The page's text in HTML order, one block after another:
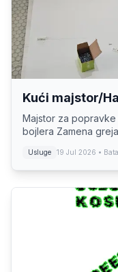
Kući majstor/
Majstor za popravke
bojlera Zamena
sifona/česme u
Usluge 19 Jul 2026 •